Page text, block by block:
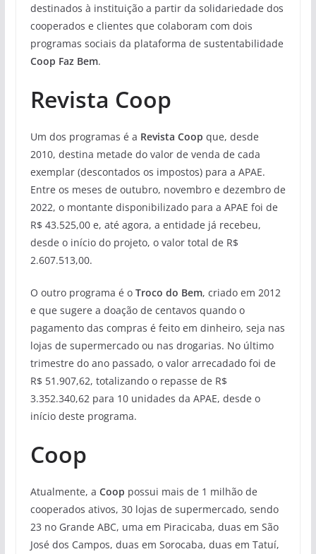
destinados à instituição a partir da solidariedade dos
cooperados e clientes que colaboram com dois
programas sociais da plataforma de sustentabilidade
Coop Faz Bem.
Revista Coop
Um dos programas é a Revista Coop que, desde
2010, destina metade do valor de venda de cada
exemplar (descontados os impostos) para a APAE.
Entre os meses de outubro, novembro e dezembro de
2022, o montante disponibilizado para a APAE foi de
R$ 43.525,00 e, até agora, a entidade já recebeu,
desde o início do projeto, o valor total de R$
2.607.513,00.
O outro programa é oTroco do Bem, criado em 2012
e que sugere a doação de centavos quando o
pagamento das compras é feito em dinheiro, seja nas
lojas de supermercado ou nas drogarias. No último
trimestre do ano passado, o valor arrecadado foi de
R$ 51.907,62, totalizando o repasse de R$
3.352.340,62 para 10 unidades da APAE, desde o
início deste programa.
Coop
Atualmente, a Coop possui mais de 1 milhão de
cooperados ativos, 30 lojas de supermercado, sendo
23 no Grande ABC, uma em Piracicaba, duas em São
José dos Campos, duas em Sorocaba, duas em Tatuí,